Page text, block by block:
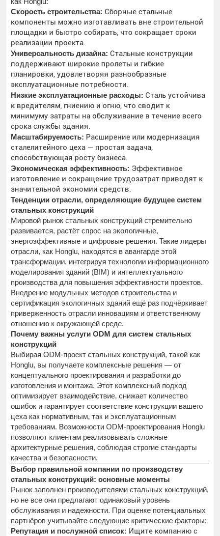
Скорость строительства: Сборные стальные
компоненты можно изготавливать вне строительной
площадки и быстро собирать, что сокращает сроки
реализации проекта.
Универсальность дизайна: Стальные конструкции
поддерживают широкие пролеты и гибкие
планировки, удовлетворяя разнообразные
эксплуатационные потребности.
Низкие эксплуатационные расходы: Сталь устойчива
к вредителям, гниению и огню, что сводит к
минимуму затраты на обслуживание в течение всего
срока службы здания.
Масштабируемость: Расширение или модернизация
сталелитейного цеха — простая задача,
способствующая росту бизнеса.
Экономическая эффективность: Эффективное
изготовление и сокращение трудозатрат приводят к
значительной экономии средств.
Тенденции отрасли, определяющие будущее систем
стальных конструкций
Мировой рынок стальных конструкций стремительно
развивается, растёт спрос на экологичные,
энергоэффективные и цифровые решения. Такие лидеры
отрасли, как Honglu, находятся в авангарде этой
трансформации, интегрируя технологии информационного
моделирования зданий (BIM) и интеллектуального
производства для повышения эффективности проектов.
Внедрение модульных методов строительства и
сертификация экологичных зданий ещё раз подчёркивает
приверженность отрасли инновациям и ответственному
отношению к окружающей среде.
Почему важны услуги ODM для систем стальных
конструкций
Выбирая ODM-проект стальных конструкций, такой как
Honglu, вы получаете комплексные решения — от
концептуального проектирования и разработки до
изготовления и монтажа. Этот комплексный подход
оптимизирует взаимодействие, снижает количество
ошибок и гарантирует соответствие конструкции вашего
цеха как нормативным, так и эксплуатационным
требованиям. Возможности ODM-проектирования Honglu
позволяют клиентам реализовывать сложные
архитектурные решения, соблюдая строгие стандарты
качества и безопасности.
Выбор правильной компании по производству
стальных конструкций: основные моменты
Рынок заполнен производителями стальных конструкций,
но не все они предлагают одинаковый уровень
обслуживания и надежности. При оценке потенциальных
партнёров учитывайте следующие критические факторы:
Репутация и послужной список: Ищите компанию с